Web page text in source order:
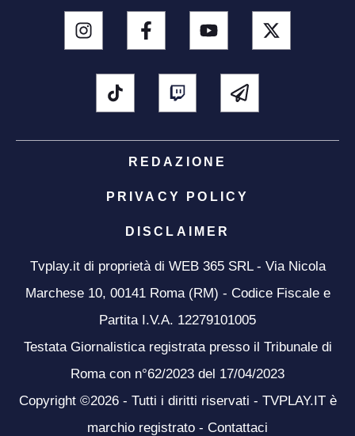
REDAZIONE
PRIVACY POLICY
DISCLAIMER
Tvplay.it di proprietà di WEB 365 SRL - Via Nicola
Marchese 10, 00141 Roma (RM) - Codice Fiscale e
Partita I.V.A. 12279101005
Testata Giornalistica registrata presso il Tribunale di
Roma con n°62/2023 del 17/04/2023
Copyright ©2026 - Tutti i diritti riservati - TVPLAY.IT è
marchio registrato - Contattaci